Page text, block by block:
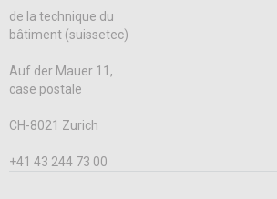
de la technique du
bâtiment (suissetec)
Auf der Mauer 11,
case postale
CH-8021 Zurich
+41 43 244 73 00